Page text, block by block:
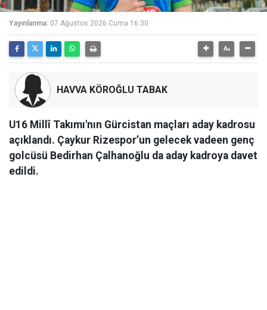
Yayınlanma: 07 Ağustos 2026 Cuma 16:30
HAVVA KÖROĞLU TABAK
U16 Millî Takımı'nın Gürcistan maçları aday kadrosu
açıklandı. Çaykur Rizespor’un gelecek vadeen genç
golcüsü Bedirhan Çalhanoğlu da aday kadroya davet
edildi.